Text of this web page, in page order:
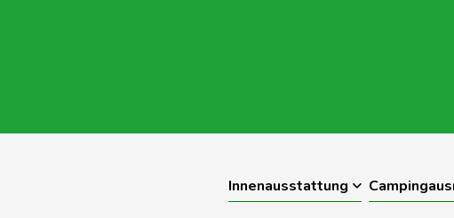
Innenausstattung